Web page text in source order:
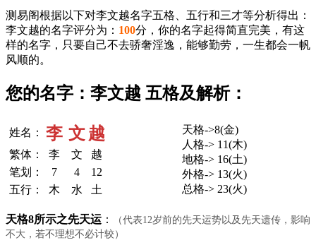
测易阁根据以下对李文越名字五格、五行和三才等分析得出：
李文越的名字评分为： 100分，你的名字起得简直完美，有这
样的名字，只要自己不去骄奢淫逸，能够勤劳，一生都会一帆
风顺的。
您的名字：李文越 五格及解析：
姓名： 李 文越
繁体： 李 文
越
笔划：
7 4
12
五行：
木 水 土
天格->8(金)
人格-> 11(木)
地格-> 16(土)
外格-> 13(火)
总格-> 23(火)
天格8所示之先天运 ：
（代表12岁前的先天运势以及先天遗传，影响
不大，若不理想不必计较）